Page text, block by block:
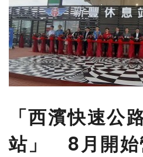
刊登
「西濱快速公
站」 8月開始